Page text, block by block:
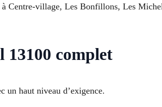
Centre-village, Les Bonfillons, Les
13100 complet
un haut niveau d’exigence.